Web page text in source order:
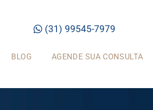
(31) 99545-7979
BLOG AGENDE SUA CONSULTA